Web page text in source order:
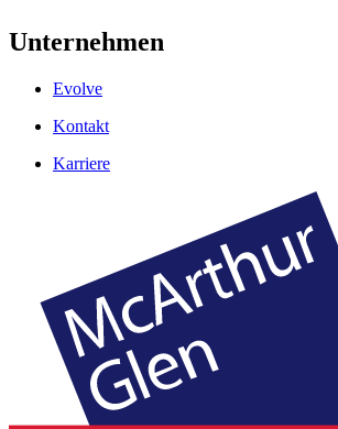
Unternehmen
Evolve
Kontakt
Karriere